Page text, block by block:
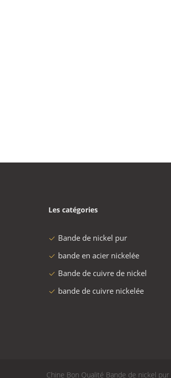
Les catégories
Bande de nickel pur
bande en acier nickelée
Bande de cuivre de nickel
bande de cuivre nickelée
Chine Bon Qualité Bande de nickel